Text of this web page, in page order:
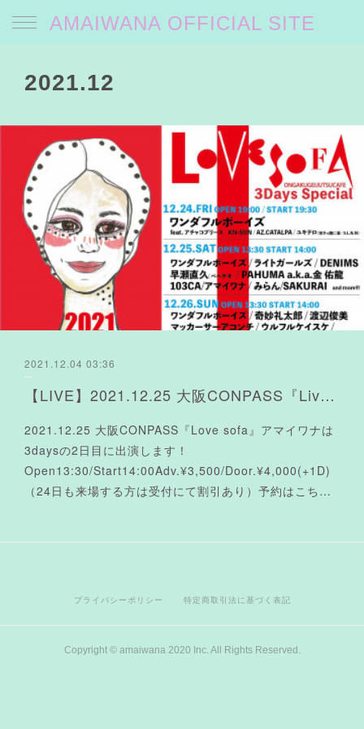
AMAIWANA OFFICIAL SITE
2021.12
2021.12.04 03:36
【LIVE】2021.12.25 大阪CONPASS『Live sofa』出演決定よ❤︎
2021.12.25 大阪CONPASS『Love sofa』アマイワナは
3daysの2日目に出演します！
Open13:30/Start14:00Adv.¥3,500/Door.¥4,000(+1D)
（24日も来場する方は受付にて割引あり）予約はこち…
プライバシーポリシー 特定商取引法に基づく表記
Copyright © amaiwana 2020 Inc. All Rights Reserved.